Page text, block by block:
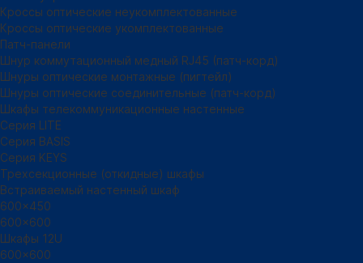
Кроссы оптические неукомплектованные
Кроссы оптические укомплектованные
Патч-панели
Шнур коммутационный медный RJ45 (патч-корд)
Шнуры оптические монтажные (пигтейл)
Шнуры оптические соединительные (патч-корд)
Шкафы телекоммуникационные настенные
Cерия LITE
Cерия BASIS
Cерия KEYS
Трехсекционные (откидные) шкафы
Встраиваемый настенный шкаф
600x450
600x600
Шкафы 12U
600x600